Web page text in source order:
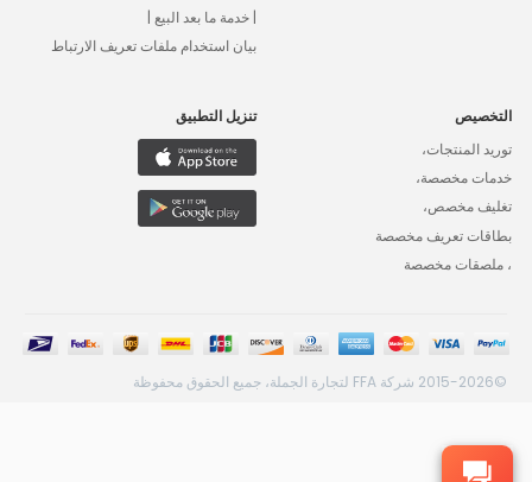
| خدمة ما بعد البيع |
بيان استخدام ملفات تعريف الارتباط
التخصيص
توريد المنتجات،
خدمات مخصصة،
تغليف مخصص،
بطاقات تعريف مخصصة
، ملصقات مخصصة
تنزيل التطبيق
©2015-2026 شركة FFA لتجارة الجملة، جميع الحقوق محفوظة